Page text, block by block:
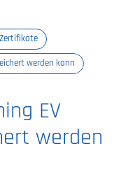
werden kann
EV
werden